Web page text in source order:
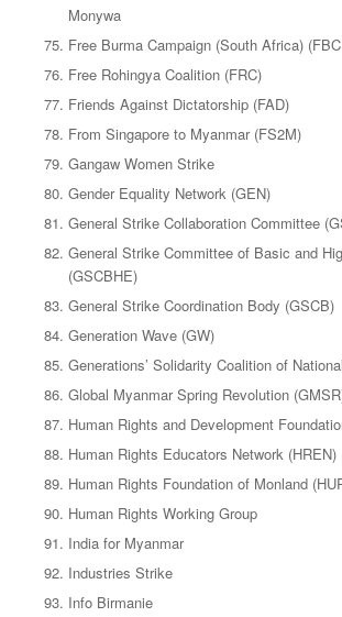
Monywa
Free Burma Campaign (South Africa)
Free Rohingya Coalition (FRC)
Friends Against Dictatorship (FAD)
From Singapore to Myanmar (FS2M)
Gangaw Women Strike
Gender Equality Network (GEN)
General Strike Collaboration Committee
General Strike Committee of Basic and
(GSCBHE)
General Strike Coordination Body (GSCB)
Generation Wave (GW)
Generations’ Solidarity Coalition of
Global Myanmar Spring Revolution
Human Rights and Development
Human Rights Educators Network (HREN)
Human Rights Foundation of Monland
Human Rights Working Group
India for Myanmar
Industries Strike
Info Birmanie